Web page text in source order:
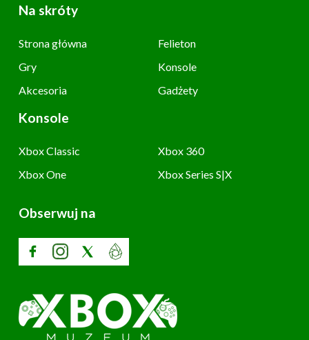
Na skróty
Strona główna
Felieton
Gry
Konsole
Akcesoria
Gadżety
Konsole
Xbox Classic
Xbox 360
Xbox One
Xbox Series S|X
Obserwuj na